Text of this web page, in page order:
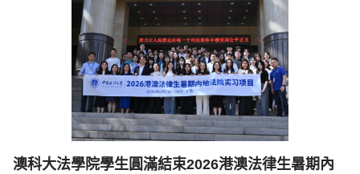
澳科大法學院學生圓滿結束2026港澳法律生暑期內